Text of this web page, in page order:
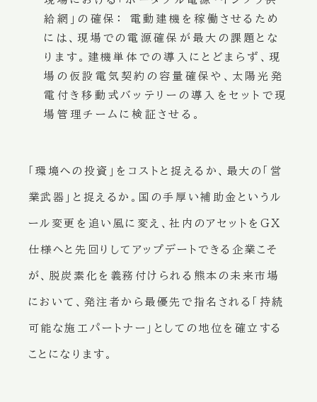
給網」の確保：
電動建機を稼働させるため
には、現場での電源確保が最大の課題とな
ります。建機単体での導入にとどまらず、現
場の仮設電気契約の容量確保や、太陽光発
電付き移動式バッテリーの導入をセットで現
場管理チームに検証させる。
「環境への投資」をコストと捉えるか、最大の「営
業武器」と捉えるか。国の手厚い補助金というル
ール変更を追い風に変え、社内のアセットをGX
仕様へと先回りしてアップデートできる企業こそ
が、脱炭素化を義務付けられる熊本の未来市場
において、発注者から最優先で指名される「持続
可能な施工パートナー」としての地位を確立する
ことになります。